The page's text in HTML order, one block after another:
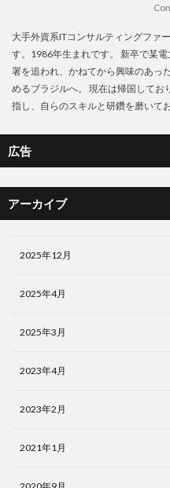
大手外資系ITコンサルティングファ
す。1986年生まれです。 新卒で某
署を追われ、かねてから興味のあっ
めるブラジルへ。 現在は帰国してお
指し、自らのスキルと研鑽を磨いて
広告
アーカイブ
2025年12月
2025年4月
2025年3月
2023年4月
2023年2月
2021年1月